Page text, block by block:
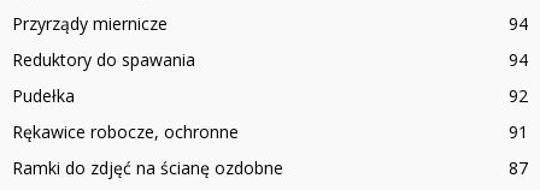
Przyrządy miernicze
94
Reduktory do spawania
94
Pudełka
92
Rękawice robocze, ochronne
91
Ramki do zdjęć na ścianę ozdobne
87